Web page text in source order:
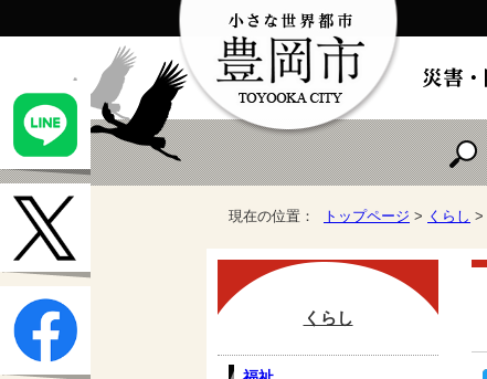
現在の位置： トップページ > くらし >
くらし